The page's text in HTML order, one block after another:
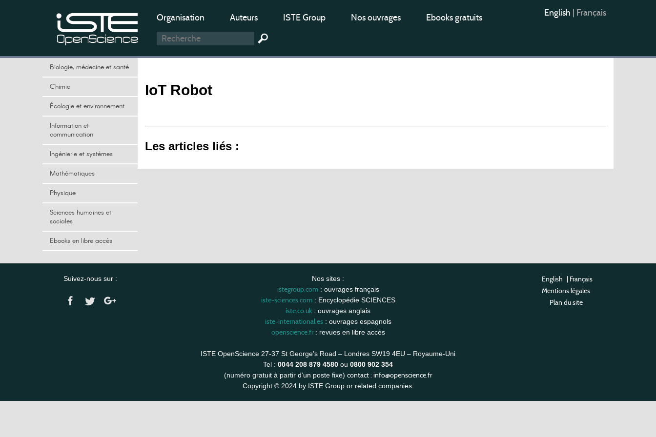
Organisation Auteurs ISTE Group Nos ouvrages Ebooks gratuits English Français
Biologie, médecine et santé
Chimie
Écologie et environnement
Information et
communication
Ingénierie et systèmes
Mathématiques
Physique
Sciences humaines et
sociales
Ebooks en libre accès
IoT Robot
Les articles liés :
Suivez-nous sur : Nos sites :
istegroup.com: ouvrages français
iste-sciences.com: Encyclopédie SCIENCES
iste.co.uk : ouvrages anglais
iste-international.es: ouvrages espagnols
openscience.fr: revues en libre accès
ISTE OpenScience 27-37 St George’s Road – Londres SW19 4EU – Royaume-Uni
Tel : 0044 208 879 4580 ou 0800 902 354
(numéro gratuit à partir d’un poste fixe) contact : info@openscience.fr
Copyright © 2024 by ISTE Group or related companies.
English | Français
Mentions légales
Plan du site